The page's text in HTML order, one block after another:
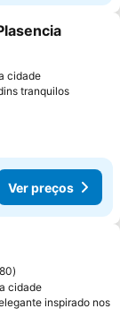
favoritos
cidade
tranquilos
Ver preços
favoritos
cidade
inspirado nos